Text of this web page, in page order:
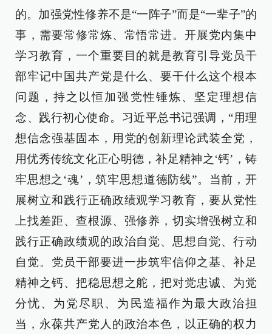
的。加强党性修养不是“一阵子”而是“一辈子”的
事，需要常修常炼、常悟常进。开展党内集中
学习教育，一个重要目的就是教育引导党员干
部牢记中国共产党是什么、要干什么这个根本
问题，持之以恒加强党性锤炼、坚定理想信
念、践行初心使命。习近平总书记强调，“用理
想信念强基固本，用党的创新理论武装全党，
用优秀传统文化正心明德，补足精神之‘钙’，铸
牢思想之‘魂’，筑牢思想道德防线”。当前，开
展树立和践行正确政绩观学习教育，要从党性
上找差距、查根源、强修养，切实增强树立和
践行正确政绩观的政治自觉、思想自觉、行动
自觉。党员干部要进一步筑牢信仰之基、补足
精神之钙、把稳思想之舵，把对党忠诚、为党
分忧、为党尽职、为民造福作为最大政治担
当，永葆共产党人的政治本色，以正确的权力